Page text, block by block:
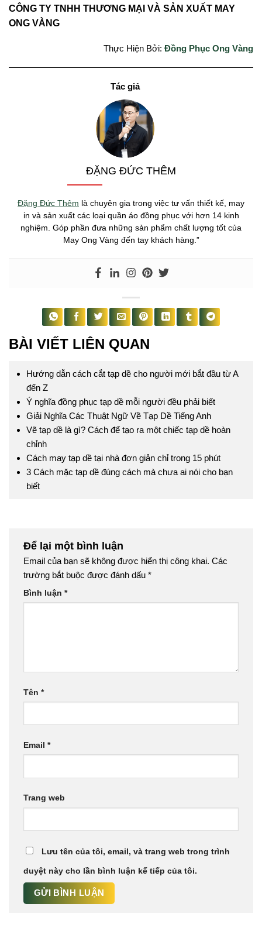
CÔNG TY TNHH THƯƠNG MẠI VÀ SẢN XUẤT MAY
ONG VÀNG
Thực Hiện Bởi: Đồng Phục Ong Vàng
ĐẶNG ĐỨC THÊM
Đặng Đức Thêm là chuyên gia trong việc tư vấn thiết kế, may
in và sản xuất các loại quần áo đồng phục với hơn 14 kinh
nghiệm. Góp phần đưa những sản phẩm chất lượng tốt của
May Ong Vàng đến tay khách hàng.”
BÀI VIẾT LIÊN QUAN
Hướng dẫn cách cắt tạp dề cho người mới bắt đầu từ A
đến Z
Ý nghĩa đồng phục tạp dề mỗi người đều phải biết
Giải Nghĩa Các Thuật Ngữ Về Tạp Dề Tiếng Anh
Vẽ tạp dề là gì? Cách để tạo ra một chiếc tạp dề hoàn
chỉnh
Cách may tạp dề tại nhà đơn giản chỉ trong 15 phút
3 Cách mặc tạp dề đúng cách mà chưa ai nói cho bạn
biết
Để lại một bình luận
Email của bạn sẽ không được hiển thị công khai. Các
trường bắt buộc được đánh dấu *
Bình luận *
Tên *
Email *
Trang web
Lưu tên của tôi, email, và trang web trong trình
duyệt này cho lần bình luận kế tiếp của tôi.